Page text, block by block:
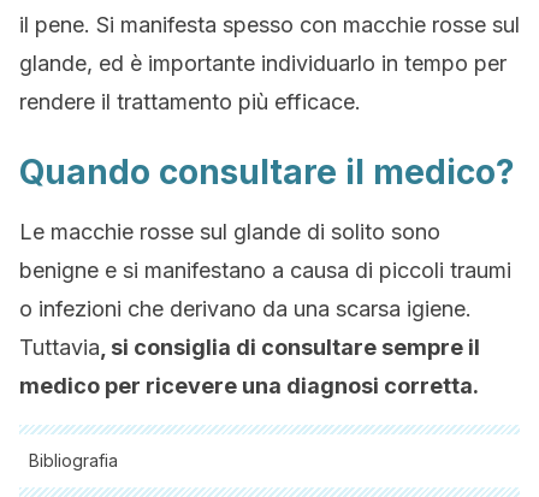
il pene. Si manifesta spesso con macchie rosse sul
glande, ed è importante individuarlo in tempo per
rendere il trattamento più efficace.
Quando consultare il medico?
Le macchie rosse sul glande di solito sono
benigne e si manifestano a causa di piccoli traumi
o infezioni che derivano da una scarsa igiene.
Tuttavia , si consiglia di consultare sempre il
medico per ricevere una diagnosi corretta.
Bibliografia